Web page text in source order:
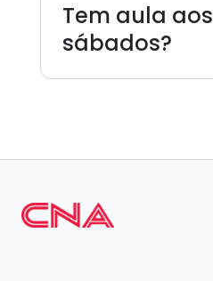
Tem aula aos
sábados?